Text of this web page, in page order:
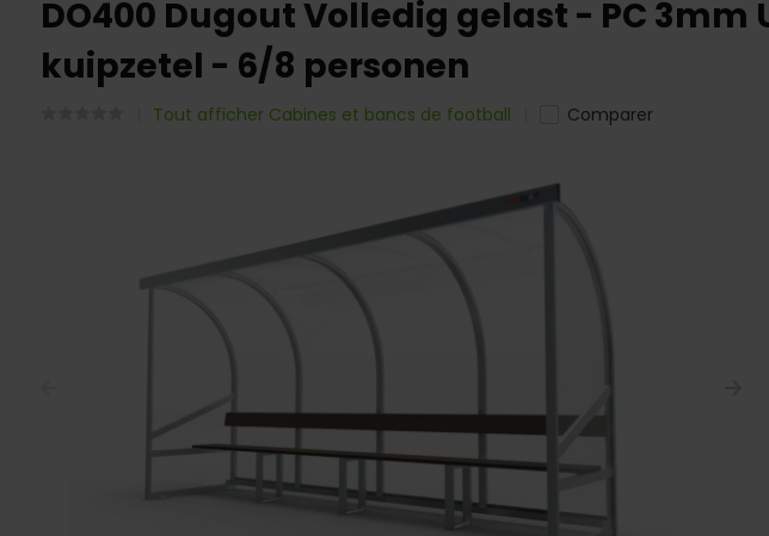
DO400 Dugout Volledig gelast - PC 3mm
kuipzetel - 6/8 personen
Tout afficher Cabines et bancs de football Comparer